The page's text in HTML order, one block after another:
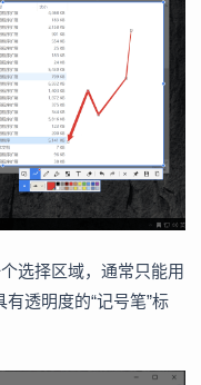
选择区域，通常只能用
透明度的“记号笔”标